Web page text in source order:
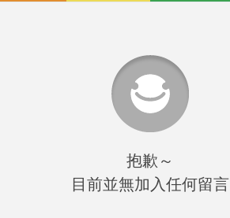
抱歉～
目前並無加入任何留言